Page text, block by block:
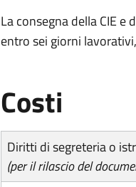
La consegna della CIE e
entro sei giorni
Costi
Diritti di segreteria o
(per il rilascio del